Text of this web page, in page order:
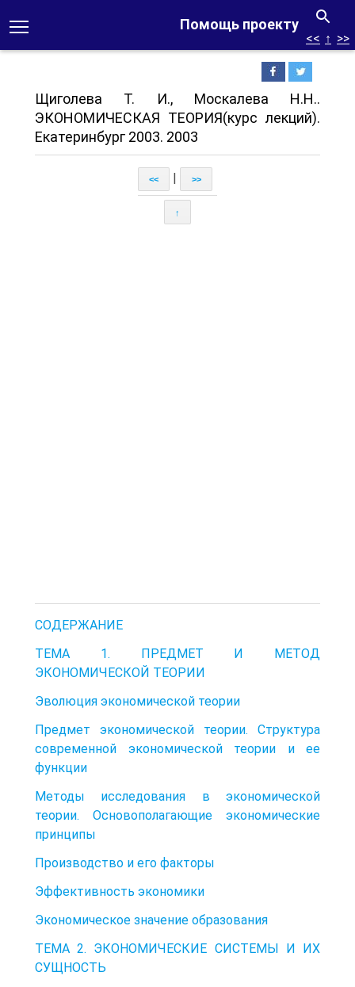
Помощь проекту
<< ↑ >>
Щиголева Т. И., Москалева Н.Н..
ЭКОНОМИЧЕСКАЯ ТЕОРИЯ(курс лекций).
Екатеринбург 2003. 2003
<< >>
↑
CОДЕРЖАНИЕ
ТЕМА 1. ПРЕДМЕТ И МЕТОД
ЭКОНОМИЧЕСКОЙ ТЕОРИИ
Эволюция экономической теории
Предмет экономической теории. Структура
современной экономической теории и ее
функции
Методы исследования в экономической
теории. Основополагающие экономические
принципы
Производство и его факторы
Эффективность экономики
Экономическое значение образования
ТЕМА 2. ЭКОНОМИЧЕСКИЕ СИСТЕМЫ И ИХ
СУЩНОСТЬ